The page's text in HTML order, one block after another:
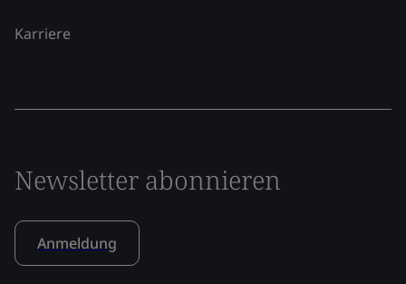
Karriere
Newsletter abonnieren
Anmeldung